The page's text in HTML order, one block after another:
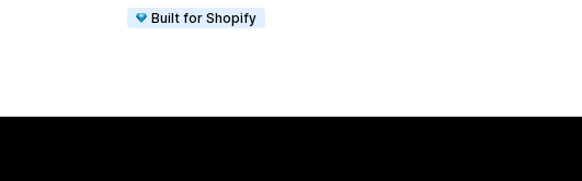
Built for Shopify